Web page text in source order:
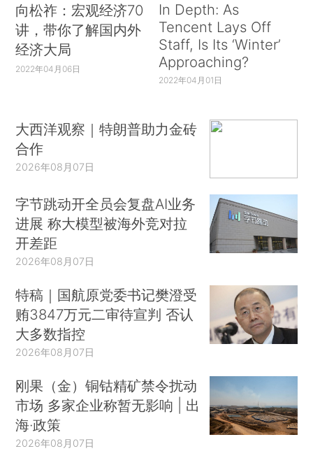
向松祚：宏观经济70
讲，带你了解国内外
经济大局
2022年04月06日
In Depth: As
Tencent Lays Off
Staff, Is Its ‘Winter’
Approaching?
2022年04月01日
大西洋观察｜特朗普助力金砖
合作
2026年08月07日
字节跳动开全员会复盘AI业务
进展 称大模型被海外竞对拉
开差距
2026年08月07日
特稿｜国航原党委书记樊澄受
贿3847万元二审待宣判 否认
大多数指控
2026年08月07日
刚果（金）铜钴精矿禁令扰动
市场 多家企业称暂无影响 | 出
海·政策
2026年08月07日